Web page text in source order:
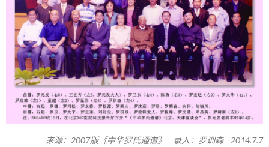
来源：2007版《中华罗氏通谱》 录入：罗训森 2014.7.7